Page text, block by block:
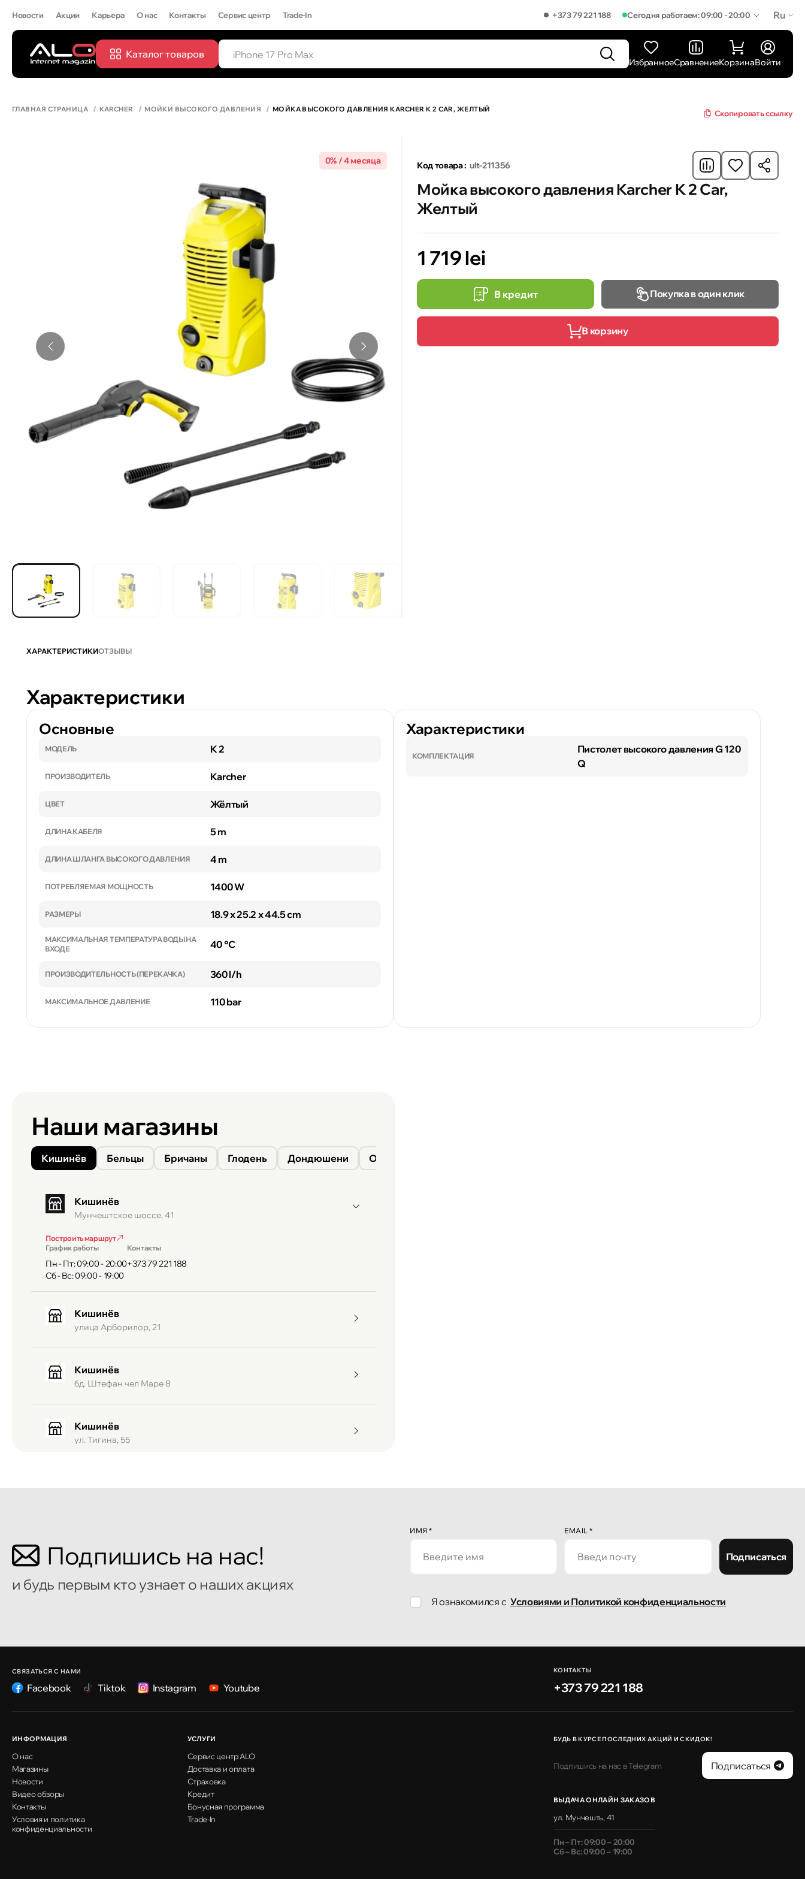
Новости Акции Карьера О нас Контакты Сервис центр Trade-In +373 79 221 188 Сегодня работаем: 09:00 - 20:00 Ru
Каталог товаров
ИзбранноеСравнениеКорзинаВойти
ГЛАВНАЯ СТРАНИЦА KARCHER МОЙКИ ВЫСОКОГО ДАВЛЕНИЯ МОЙКА ВЫСОКОГО ДАВЛЕНИЯ KARCHER K 2 CAR, ЖЕЛТЫЙ Скопировать ссылку
0% / 4 месяца Код товара : ult-211356
Мойка высокого давления Karcher K 2 Car,
Желтый
1 719 lei
В кредит Покупка в один клик
В корзину
ХАРАКТЕРИСТИКИОТЗЫВЫ
Характеристики
Основные
МОДЕЛЬ K 2
ПРОИЗВОДИТЕЛЬ Karcher
ЦВЕТ Жёлтый
ДЛИНА КАБЕЛЯ 5 m
ДЛИНА ШЛАНГА ВЫСОКОГО ДАВЛЕНИЯ 4 m
ПОТРЕБЛЯЕМАЯ МОЩНОСТЬ 1400 W
РАЗМЕРЫ 18.9 x 25.2 x 44.5 cm
МАКСИМАЛЬНАЯ ТЕМПЕРАТУРА ВОДЫ НА
ВХОДЕ
40 °C
ПРОИЗВОДИТЕЛЬНОСТЬ (ПЕРЕКАЧКА) 360 l/h
МАКСИМАЛЬНОЕ ДАВЛЕНИЕ 110 bar
Характеристики
КОМПЛЕКТАЦИЯ
Пистолет высокого давления G 120
Q
Наши магазины
Кишинёв Бельцы Бричаны Глодень Дондюшени Окница
Кишинёв
Мунчештское шоссе, 41
Построить маршрут
График работы
Пн - Пт: 09:00 - 20:00
Сб - Вс: 09:00 - 19:00
Контакты
+373 79 221 188
Кишинёв
улица Арборилор, 21
Кишинёв
бд. Штефан чел Маре 8
Кишинёв
ул. Тигина, 55
улица Алеку Руссо 1
Кишинёв
улица Митрополит Варлаам, 58
Кишинёв
Хынчештское шоссе, 60/4
Подпишись на нас!
и будь первым кто узнает о наших акциях
ИМЯ * EMAIL*
Подписаться
Я ознакомился с Условиями и Политикой конфиденциальности
СВЯЗАТЬСЯ С НАМИ
Facebook Tiktok Instagram Youtube
КОНТАКТЫ
+373 79 221 188
ИНФОРМАЦИЯ
О нас
Магазины
Новости
Видео обзоры
Контакты
Условия и политика
конфиденциальности
УСЛУГИ
Сервис центр ALO
Доставка и оплата
Страховка
Кредит
Бонусная программа
Trade-In
БУДЬ В КУРСЕ ПОСЛЕДНИХ АКЦИЙ И СКИДОК!
Подпишись на нас в Telegram Подписаться
ВЫДАЧА ОНЛАЙН ЗАКАЗОВ
ул. Мунчешть, 41
Пн – Пт: 09:00 – 20:00
Сб – Вс: 09:00 – 19:00